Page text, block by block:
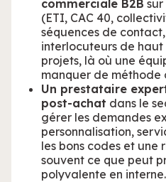
commerciale B2B
(ETI, CAC 40,
séquences de
interlocuteurs de
projets, là où une
manquer de méthode
Un prestataire
post-achat dans le
gérer les demandes
personnalisation,
les bons codes et une
souvent ce que peut
polyvalente en interne.